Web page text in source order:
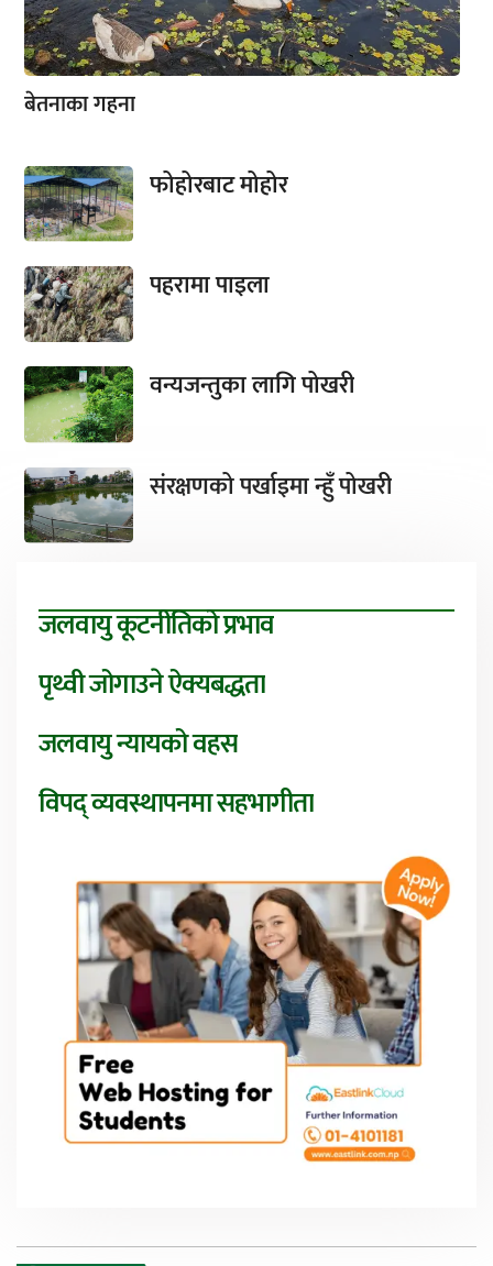
बेतनाका गहना
फोहोरबाट मोहोर
पहरामा पाइला
वन्यजन्तुका लागि पोखरी
संरक्षणको पर्खाइमा न्हुँ पोखरी
जलवायु कूटनीतिको प्रभाव
पृथ्वी जोगाउने ऐक्यबद्धता
जलवायु न्यायको वहस
विपद् व्यवस्थापनमा सहभागीता